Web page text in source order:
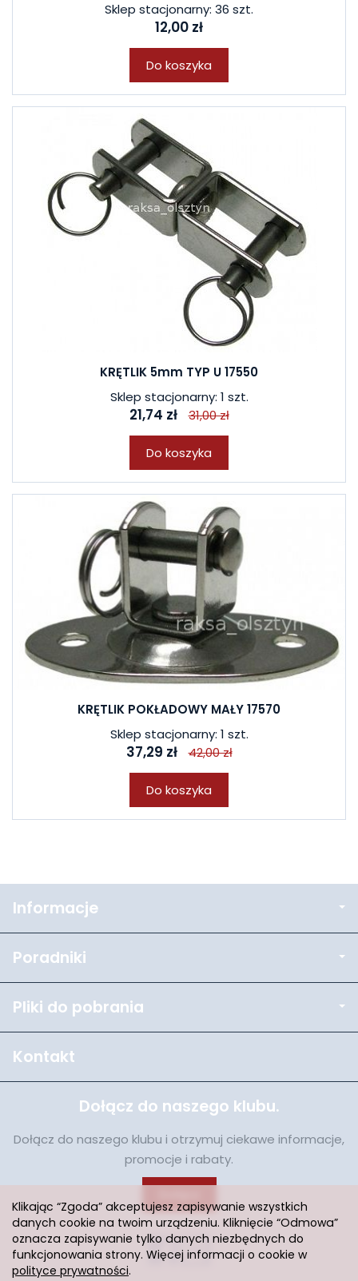
Sklep stacjonarny: 36 szt.
12,00 zł
Do koszyka
KRĘTLIK 5mm TYP U 17550
Sklep stacjonarny: 1 szt.
21,74 zł 31,00 zł
Do koszyka
KRĘTLIK POKŁADOWY MAŁY 17570
Sklep stacjonarny: 1 szt.
37,29 zł 42,00 zł
Do koszyka
Informacje
Poradniki
Pliki do pobrania
Kontakt
Dołącz do naszego klubu.
Dołącz do naszego klubu i otrzymuj ciekawe informacje,
promocje i rabaty.
Klikając “Zgoda” akceptujesz zapisywanie wszystkich
danych cookie na twoim urządzeniu. Kliknięcie “Odmowa”
oznacza zapisywanie tylko danych niezbędnych do
funkcjonowania strony. Więcej informacji o cookie w
polityce prywatności.